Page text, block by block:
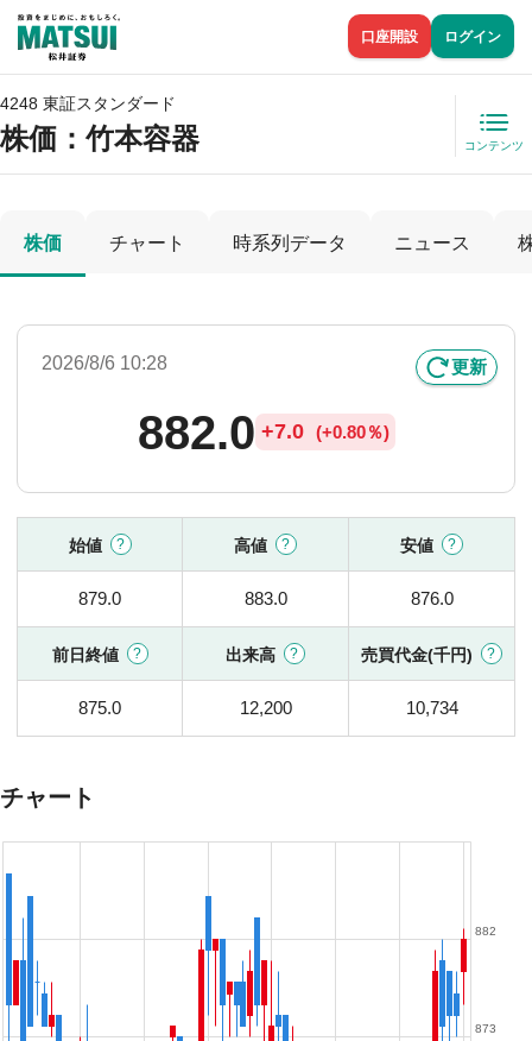
口座開設 ログイン
4248 東証スタンダード
株価 ：竹本容器 コンテンツ
株価 チャート 時系列データ ニュース
2026/8/6 10:28 更新
882.0 +7.0 (+0.80％)
始値 高値 安値
879.0 883.0 876.0
前日終値 出来高 売買代金(千円)
875.0 12,200 10,734
チャート
873
882